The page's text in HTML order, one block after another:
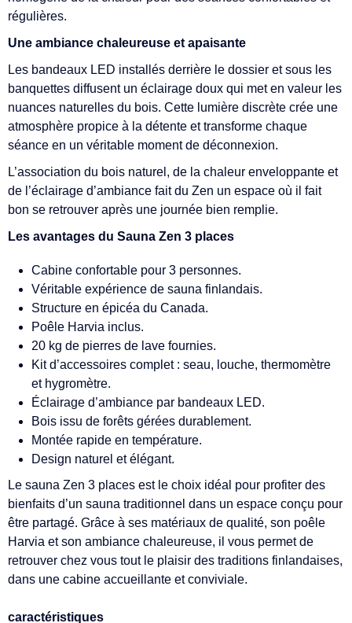
régulières.
Une ambiance chaleureuse et apaisante
Les bandeaux LED installés derrière le dossier et sous les
banquettes diffusent un éclairage doux qui met en valeur les
nuances naturelles du bois. Cette lumière discrète crée une
atmosphère propice à la détente et transforme chaque
séance en un véritable moment de déconnexion.
L’association du bois naturel, de la chaleur enveloppante et
de l’éclairage d’ambiance fait du Zen un espace où il fait
bon se retrouver après une journée bien remplie.
Les avantages du Sauna Zen 3 places
Cabine confortable pour 3 personnes.
Véritable expérience de sauna finlandais.
Structure en épicéa du Canada.
Poêle Harvia inclus.
20 kg de pierres de lave fournies.
Kit d’accessoires complet : seau, louche, thermomètre
et hygromètre.
Éclairage d’ambiance par bandeaux LED.
Bois issu de forêts gérées durablement.
Montée rapide en température.
Design naturel et élégant.
Le sauna Zen 3 places est le choix idéal pour profiter des
bienfaits d’un sauna traditionnel dans un espace conçu pour
être partagé. Grâce à ses matériaux de qualité, son poêle
Harvia et son ambiance chaleureuse, il vous permet de
retrouver chez vous tout le plaisir des traditions finlandaises,
dans une cabine accueillante et conviviale.
caractéristiques